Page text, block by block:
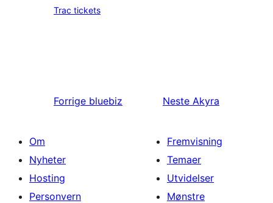
Trac tickets
Forrige bluebiz Neste Akyra
Om
Nyheter
Hosting
Personvern
Fremvisning
Temaer
Utvidelser
Mønstre